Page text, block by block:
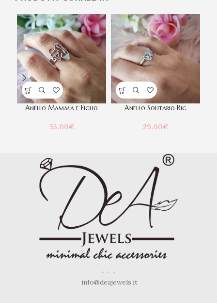
Anello Mamma e Figlio
35,00€
Anello Solitario Big
29,00€
info@deajewels.it